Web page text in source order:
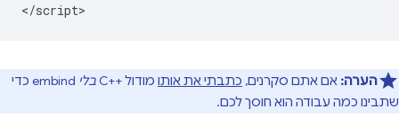
הערה: אם אתם סקרנים, כתבתי את אותו מודול C++‎ בלי
embind כדי
שתבינו כמה עבודה הוא חוסך לכם.